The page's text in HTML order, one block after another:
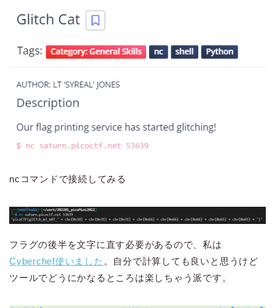
ncコマンドで接続してみる
フラグの後半を文字に直す必要があるので、私は
Cyberchef使いました 。自分で計算しても良いと思うけど
ツールでどうにかなるところは楽しちゃう派です。